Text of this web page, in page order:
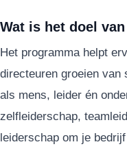
Wat is het doel van
Het programma helpt
directeuren groeien
als mens, leider én
zelfleiderschap,
leiderschap om je